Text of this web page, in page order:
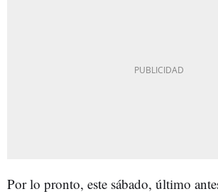
Por lo pronto, este sábado, último